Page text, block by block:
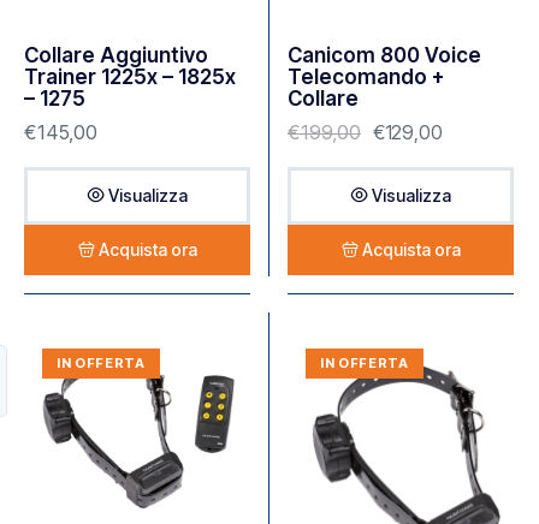
Collare Aggiuntivo
Trainer 1225x – 1825x
– 1275
€145,00
Visualizza
Acquista ora
Canicom 800 Voice
Telecomando +
Collare
€199,00 €129,00
Visualizza
Acquista ora
IN OFFERTA IN OFFERTA